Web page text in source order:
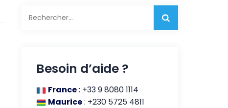
Besoin d’aide ?
France: +33 9 8080 1114
Maurice: +230 5725 4811